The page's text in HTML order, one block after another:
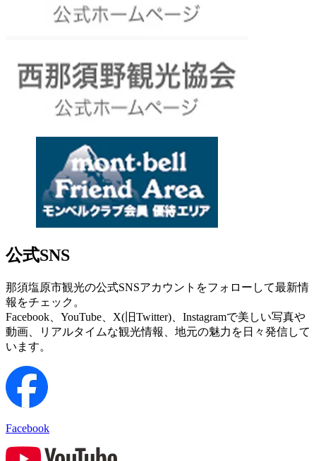
公式SNS
那須塩原市観光の公式SNSアカウントをフォローして最新情
報をチェック。
Facebook、YouTube、X(旧Twitter)、Instagramで美しい写真や
動画、リアルタイムな観光情報、地元の魅力を日々発信して
います。
Facebook